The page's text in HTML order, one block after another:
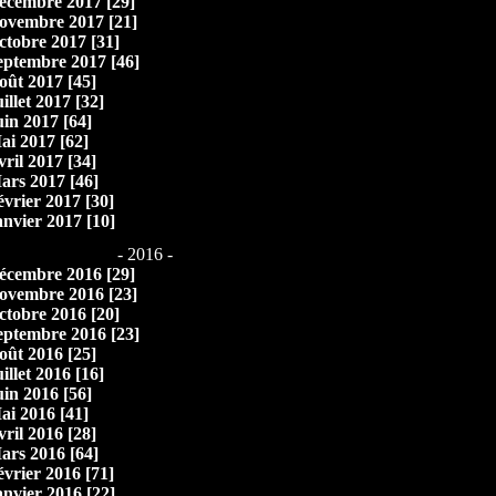
2017 [21]
2017 [31]
2017 [46]
2017 [45]
2017 [32]
2017 [64]
2017 [62]
2017 [34]
2017 [46]
2017 [30]
2017 [10]
- 2016 -
2016 [29]
2016 [23]
2016 [20]
2016 [23]
2016 [25]
2016 [16]
2016 [56]
2016 [41]
2016 [28]
2016 [64]
2016 [71]